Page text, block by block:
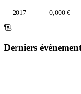
2017 0,000 €
Derniers